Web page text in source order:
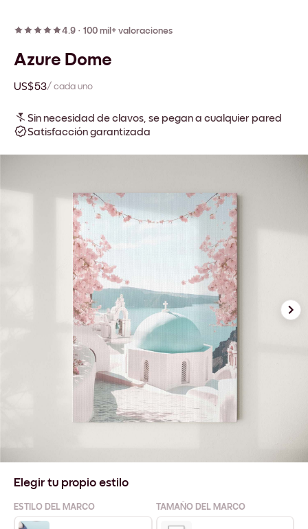
4.9 · 100 mil+ valoraciones
Azure Dome
US$53/ cada uno
Sin necesidad de clavos, se pegan a cualquier pared
Satisfacción garantizada
Elegir tu propio estilo
ESTILO DEL MARCO TAMAÑO DEL MARCO